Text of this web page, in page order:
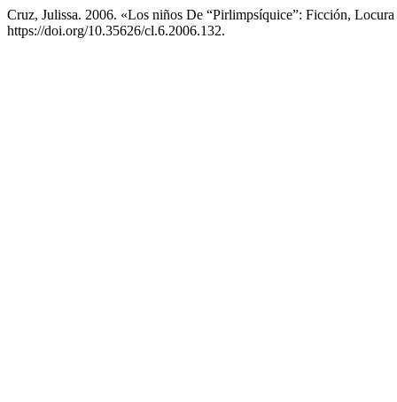
Cruz, Julissa. 2006. «Los niños De “Pirlimpsí­quice”: Ficción,
https://doi.org/10.35626/cl.6.2006.132.